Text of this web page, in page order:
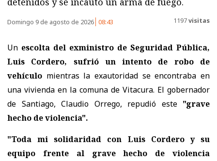
Domingo 9 de agosto de 2026 08:43 1197visitas
Un escolta del exministro de Seguridad Pública,
Luis Cordero, sufrió un intento de robo de
vehículo mientras la exautoridad se encontraba en
una vivienda en la comuna de Vitacura. El gobernador
de Santiago, Claudio Orrego, repudió este"grave
hecho de violencia".
"Toda mi solidaridad con Luis Cordero y su
equipo frente al grave hecho de violencia